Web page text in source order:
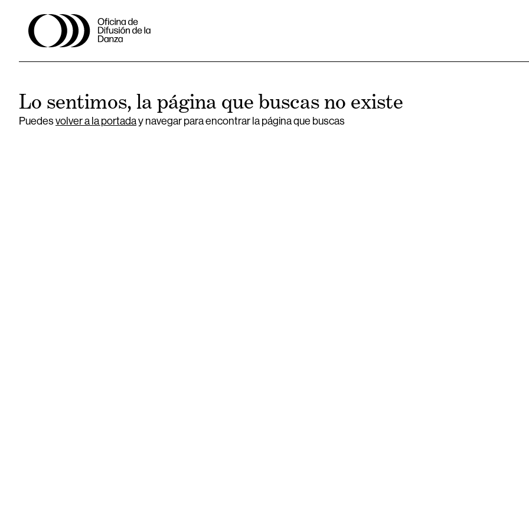
Lo sentimos, la página que buscas no existe
Puedesvolver a la portaday navegar para encontrar la página que buscas